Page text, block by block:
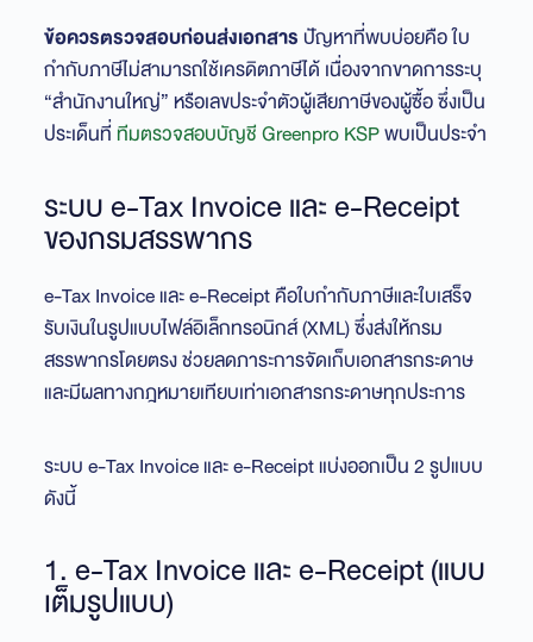
ข้อควรตรวจสอบก่อนส่งเอกสาร ปัญหาที่พบบ่อยคือ ใบ
กำกับภาษีไม่สามารถใช้เครดิตภาษีได้ เนื่องจากขาดการระบุ
“สำนักงานใหญ่” หรือเลขประจำตัวผู้เสียภาษีของผู้ซื้อ ซึ่งเป็น
ประเด็นที่ ทีมตรวจสอบบัญชี Greenpro KSPพบเป็นประจำ
ระบบ e-Tax Invoice และ e-Receipt
ของกรมสรรพากร
e-Tax Invoice และ e-Receipt คือใบกำกับภาษีและใบเสร็จ
รับเงินในรูปแบบไฟล์อิเล็กทรอนิกส์ (XML) ซึ่งส่งให้กรม
สรรพากรโดยตรง ช่วยลดภาระการจัดเก็บเอกสารกระดาษ
และมีผลทางกฎหมายเทียบเท่าเอกสารกระดาษทุกประการ
ระบบ e-Tax Invoice และ e-Receipt แบ่งออกเป็น 2 รูปแบบ
ดังนี้
1. e-Tax Invoice และ e-Receipt (แบบ
เต็มรูปแบบ)